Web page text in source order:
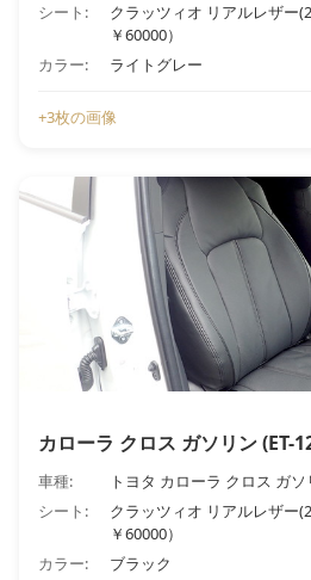
シート:
クラッツィオ リアルレザー
￥60000）
カラー:
ライトグレー
+3枚の画像
カローラ クロス ガソリン (ET-
車種:
トヨタ カローラ クロス ガソ
シート:
クラッツィオ リアルレザー
￥60000）
カラー:
ブラック